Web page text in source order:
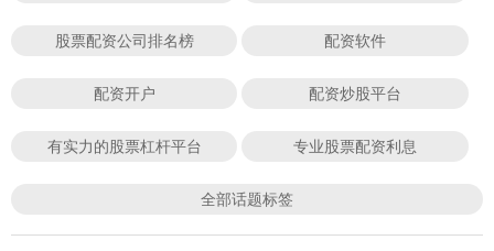
股票配资公司排名榜 配资软件
配资开户 配资炒股平台
有实力的股票杠杆平台 专业股票配资利息
全部话题标签